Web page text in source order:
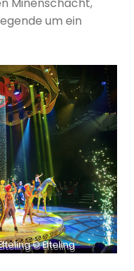
um ein
© Efteling